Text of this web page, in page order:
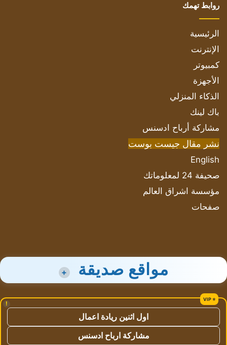
روابط تهمك
الرئيسية
الإنترنت
كمبيوتر
الأجهزة
الذكاء المنزلي
باك لينك
مشاركة أرباح ادسنس
نشر مقال جيست بوست
English
صحيفة 24 لمعلوماتك
مؤسسة اشراق العالم
صفحات
مواقع صديقة +
!
اول اثنين ريادة اعمال
مشاركة ارباح ادسنس